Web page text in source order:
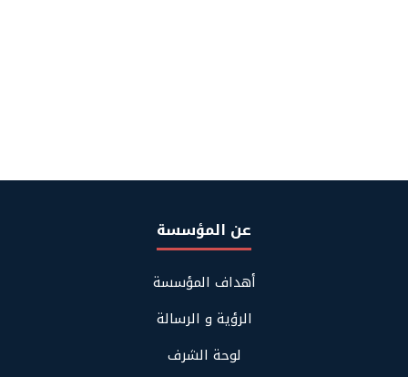
عن المؤسسة
أهداف المؤسسة
الرؤية و الرسالة
لوحة الشرف